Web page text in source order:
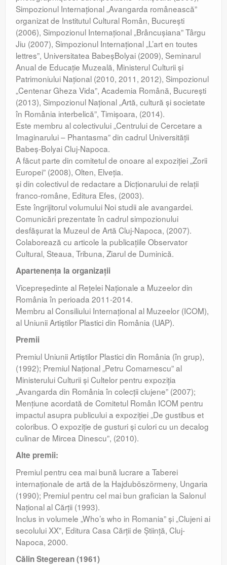
Simpozionul Internaţional „Avangarda românească”
organizat de Institutul Cultural Român, Bucureşti
(2006), Simpozionul Internaţional „Brâncuşiana” Târgu
Jiu (2007), Simpozionul Internaţional „L’art en toutes
lettres”, Universitatea BabeşBolyai (2009), Seminarul
Anual de Educaţie Muzeală, Ministerul Culturii şi
Patrimoniului Naţional (2010, 2011, 2012), Simpozionul
„Centenar Gheza Vida”, Academia Română, Bucureşti
(2013), Simpozionul Naţional „Artă, cultură şi societate
în România interbelică”, Timişoara, (2014).
Este membru al colectivului „Centrului de Cercetare a
Imaginarului – Phantasma” din cadrul Universităţii
Babeş-Bolyai Cluj-Napoca.
A făcut parte din comitetul de onoare al expoziţiei „Zorii
Europei” (2008), Olten, Elveţia.
şi din colectivul de redactare a Dicţionarului de relaţii
franco-române, Editura Efes, (2003).
Este îngrijitorul volumului Noi studii ale avangardei.
Comunicări prezentate în cadrul simpozionului
desfăşurat la Muzeul de Artă Cluj-Napoca, (2007).
Colaborează cu articole la publicaţiile Observator
Cultural, Steaua, Tribuna, Ziarul de Duminică.
Apartenenţa la organizaţii
Vicepreşedinte al Reţelei Naţionale a Muzeelor din
România în perioada 2011-2014.
Membru al Consiliului Internaţional al Muzeelor (ICOM),
al Uniunii Artiştilor Plastici din România (UAP).
Premii
Premiul Uniunii Artiştilor Plastici din România (în grup),
(1992); Premiul Naţional „Petru Comarnescu” al
Ministerului Culturii şi Cultelor pentru expoziţia
„Avangarda din România în colecţii clujene” (2007);
Menţiune acordată de Comitetul Român ICOM pentru
impactul asupra publicului a expoziţiei „De gustibus et
coloribus. O expoziţie de gusturi şi culori cu un decalog
culinar de Mircea Dinescu”, (2010).
Alte premii:
Premiul pentru cea mai bună lucrare a Taberei
internaţionale de artă de la Hajduböszörmeny, Ungaria
(1990); Premiul pentru cel mai bun grafician la Salonul
Naţional al Cărţii (1993).
Inclus in volumele „Who’s who in Romania” şi „Clujeni ai
secolului XX”, Editura Casa Cărţii de Ştiinţă, Cluj-
Napoca, 2000.
Călin Stegerean (1961)